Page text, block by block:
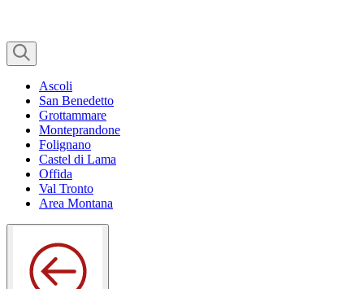
Ascoli
San Benedetto
Grottammare
Monteprandone
Folignano
Castel di Lama
Offida
Val Tronto
Area Montana